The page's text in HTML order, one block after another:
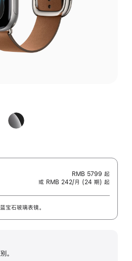
亮
黑
RMB 5799 起
或 RMB 242/月 (24 期) 起
宝石玻璃表镜。
。